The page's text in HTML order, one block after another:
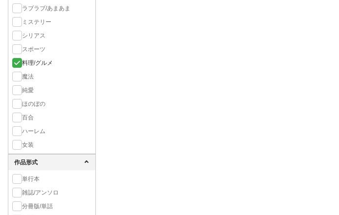
ラブラブ/あまあま
ミステリー
シリアス
スポーツ
料理/グルメ
魔法
純愛
ほのぼの
百合
ハーレム
女装
作品形式
単行本
雑誌/アンソロ
分冊版/単話